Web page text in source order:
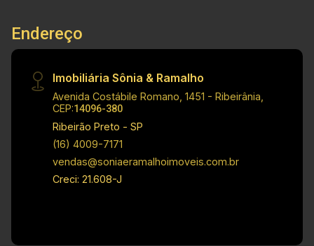
Endereço
Imobiliária Sônia & Ramalho
Avenida Costábile Romano, 1451 - Ribeirânia,
CEP:14096-380
Ribeirão Preto - SP
(16) 4009-7171
vendas@soniaeramalhoimoveis.com.br
Creci: 21.608-J